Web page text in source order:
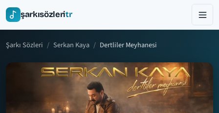
şarkısözleritr
Şarkı Sözleri Serkan Kaya Dertliler Meyhanesi